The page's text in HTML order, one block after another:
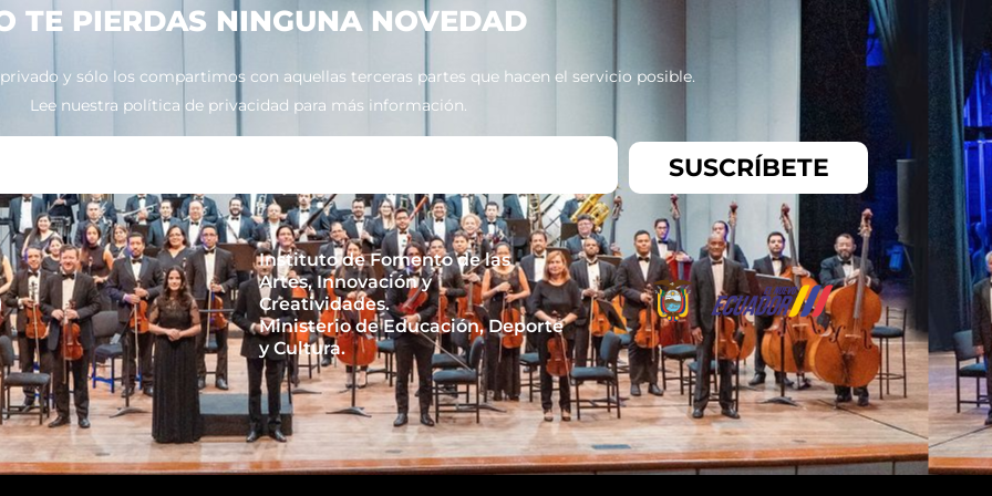
TE PIERDAS NINGUNA NOVEDAD
y sólo los compartimos con aquellas terceras partes que hacen el servicio posible.
Lee nuestra política de privacidad para más información.
SUSCRÍBETE
Instituto de Fomento de las
Artes, Innovación y
Creatividades.
Ministerio de Educación, Deporte
y Cultura.